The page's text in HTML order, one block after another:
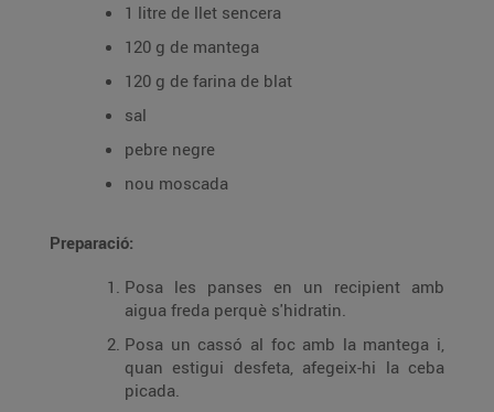
1 litre de llet sencera
120 g de mantega
120 g de farina de blat
sal
pebre negre
nou moscada
Preparació:
Posa les panses en un recipient amb
aigua freda perquè s'hidratin.
Posa un cassó al foc amb la mantega i,
quan estigui desfeta, afegeix-hi la ceba
picada.